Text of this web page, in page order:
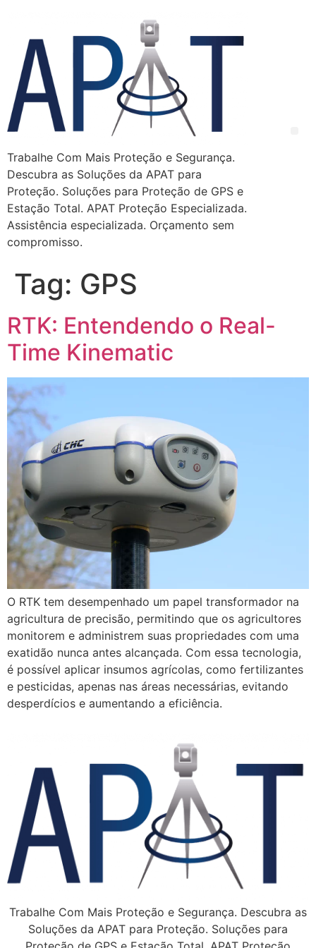
Trabalhe Com Mais Proteção e Segurança.
Descubra as Soluções da APAT para
Proteção. Soluções para Proteção de GPS e
Estação Total. APAT Proteção Especializada.
Assistência especializada. Orçamento sem
compromisso.
Tag: GPS
RTK: Entendendo o Real-
Time Kinematic
O RTK tem desempenhado um papel transformador na
agricultura de precisão, permitindo que os agricultores
monitorem e administrem suas propriedades com uma
exatidão nunca antes alcançada. Com essa tecnologia,
é possível aplicar insumos agrícolas, como fertilizantes
e pesticidas, apenas nas áreas necessárias, evitando
desperdícios e aumentando a eficiência.
Trabalhe Com Mais Proteção e Segurança. Descubra as
Soluções da APAT para Proteção. Soluções para